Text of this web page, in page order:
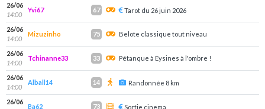
26/06
14:00
Yvi67 67 Tarot du 26 juin 2026
26/06
14:00
Mizuzinho 75 Belote classique tout niveau
26/06
14:00
Tchinanne33 33 Pétanque à Eysines à l'ombre !
26/06
14:00
Alball14 14 Randonnée 8 km
26/06
Ba62 73 Sortie cinema